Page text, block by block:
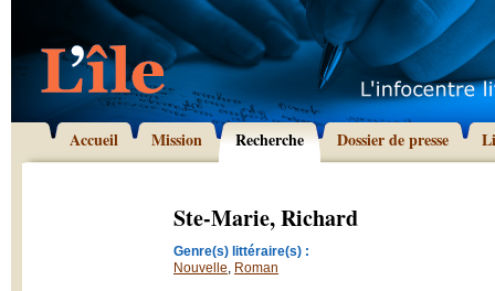
Accueil Mission Recherche Dossier de presse
Ste-Marie, Richard
Genre(s) littéraire(s) :
Nouvelle, Roman